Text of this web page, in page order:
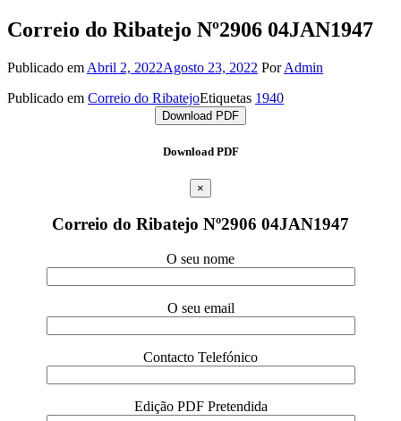
Correio do Ribatejo Nº2906 04JAN1947
Publicado em Abril 2, 2022Agosto 23, 2022 PorAdmin
Publicado em Correio do RibatejoEtiquetas 1940
Download PDF
Download PDF
×
Correio do Ribatejo Nº2906 04JAN1947
O seu nome
O seu email
Contacto Telefónico
Edição PDF Pretendida